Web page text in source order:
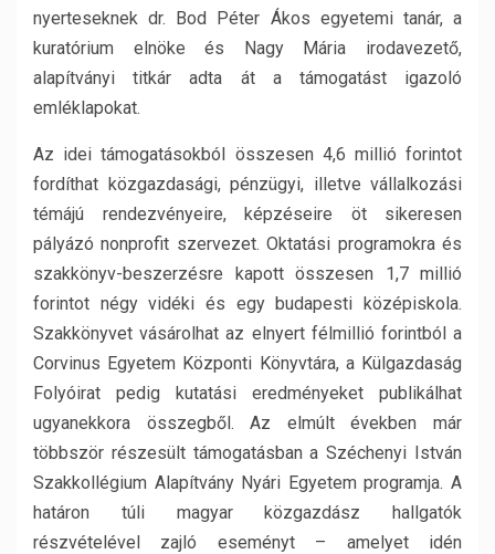
nyerteseknek dr. Bod Péter Ákos egyetemi tanár, a
kuratórium elnöke és Nagy Mária irodavezető,
alapítványi titkár adta át a támogatást igazoló
emléklapokat.
Az idei támogatásokból összesen 4,6 millió forintot
fordíthat közgazdasági, pénzügyi, illetve vállalkozási
témájú rendezvényeire, képzéseire öt sikeresen
pályázó nonprofit szervezet. Oktatási programokra és
szakkönyv-beszerzésre kapott összesen 1,7 millió
forintot négy vidéki és egy budapesti középiskola.
Szakkönyvet vásárolhat az elnyert félmillió forintból a
Corvinus Egyetem Központi Könyvtára, a Külgazdaság
Folyóirat pedig kutatási eredményeket publikálhat
ugyanekkora összegből. Az elmúlt években már
többször részesült támogatásban a Széchenyi István
Szakkollégium Alapítvány Nyári Egyetem programja. A
határon túli magyar közgazdász hallgatók
részvételével zajló eseményt – amelyet idén